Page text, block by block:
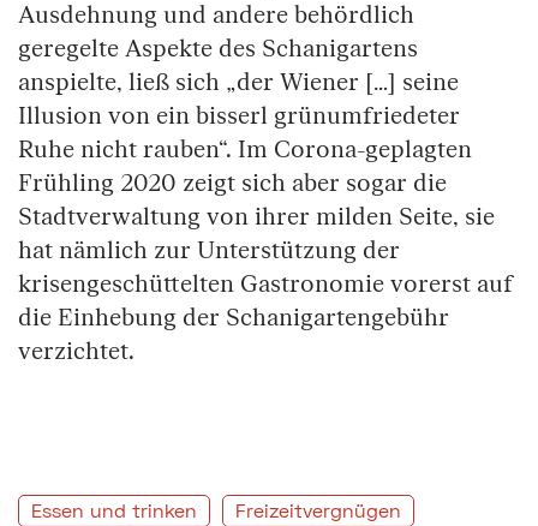
Ausdehnung und andere behördlich
geregelte Aspekte des Schanigartens
anspielte, ließ sich „der Wiener […] seine
Illusion von ein bisserl grünumfriedeter
Ruhe nicht rauben“. Im Corona-geplagten
Frühling 2020 zeigt sich aber sogar die
Stadtverwaltung von ihrer milden Seite, sie
hat nämlich zur Unterstützung der
krisengeschüttelten Gastronomie vorerst auf
die Einhebung der Schanigartengebühr
verzichtet.
Essen und trinken
Freizeitvergnügen